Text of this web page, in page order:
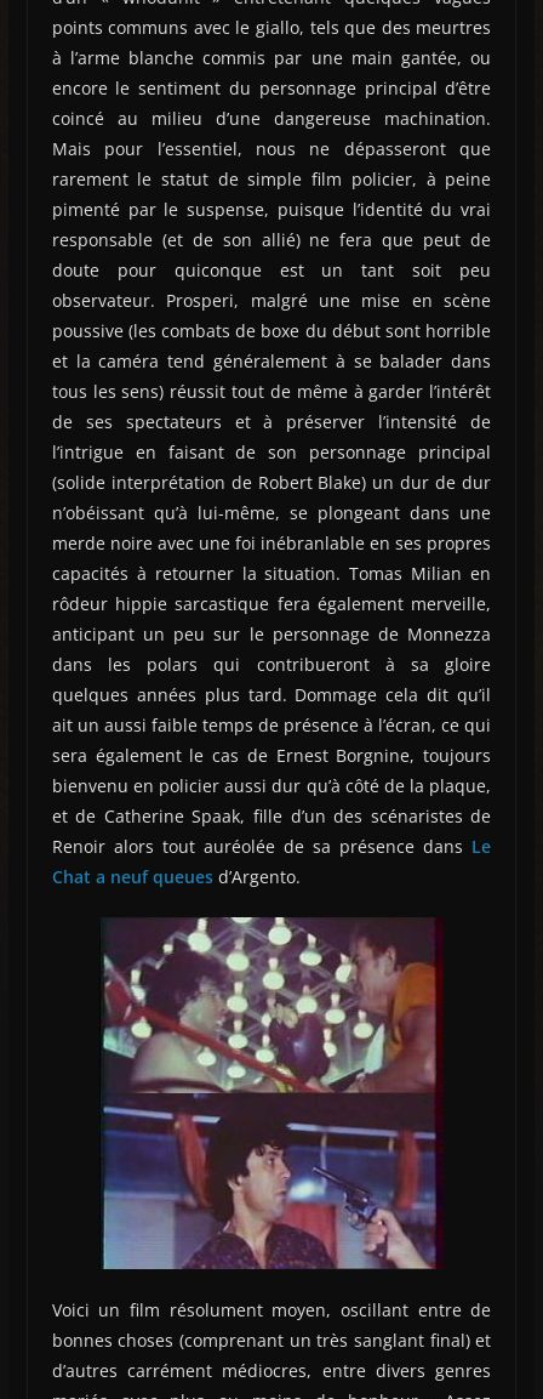
points communs avec le giallo, tels que des meurtres
à l’arme blanche commis par une main gantée, ou
encore le sentiment du personnage principal d’être
coincé au milieu d’une dangereuse machination.
Mais pour l’essentiel, nous ne dépasseront que
rarement le statut de simple film policier, à peine
pimenté par le suspense, puisque l’identité du vrai
responsable (et de son allié) ne fera que peut de
doute pour quiconque est un tant soit peu
observateur. Prosperi, malgré une mise en scène
poussive (les combats de boxe du début sont horrible
et la caméra tend généralement à se balader dans
tous les sens) réussit tout de même à garder l’intérêt
de ses spectateurs et à préserver l’intensité de
l’intrigue en faisant de son personnage principal
(solide interprétation de Robert Blake) un dur de dur
n’obéissant qu’à lui-même, se plongeant dans une
merde noire avec une foi inébranlable en ses propres
capacités à retourner la situation. Tomas Milian en
rôdeur hippie sarcastique fera également merveille,
anticipant un peu sur le personnage de Monnezza
dans les polars qui contribueront à sa gloire
quelques années plus tard. Dommage cela dit qu’il
ait un aussi faible temps de présence à l’écran, ce qui
sera également le cas de Ernest Borgnine, toujours
bienvenu en policier aussi dur qu’à côté de la plaque,
et de Catherine Spaak, fille d’un des scénaristes de
Renoir alors tout auréolée de sa présence dans Le
Chat a neuf queuesd’Argento.
Voici un film résolument moyen, oscillant entre de
bonnes choses (comprenant un très sanglant final) et
d’autres carrément médiocres, entre divers genres